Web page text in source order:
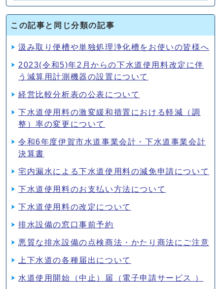
この記事と同じ分類の記事
汲み取り便槽や単独処理浄化槽をお使いの皆様へ
2023(令和5)年2月からの下水道使用料改定に伴
う減算用計測機器の設置について
経営比較分析表の公表について
下水道使用料の激変緩和措置における軽減（調
整）率の変更について
令和6年度伊賀市水道事業会計・下水道事業会計
決算書
宅内漏水による下水道使用料の減免申請について
下水道使用料のお支払い方法について
下水道使用料の改定について
排水設備の窓口事前予約
悪質な排水設備の点検商法・かたり商法にご注意
上下水道の各種届出について
水道使用開始（中止）届（電子申請サービス ）